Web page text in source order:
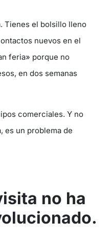
Tienes el bolsillo lleno
nuevos en el
feria» porque no
en dos semanas
comerciales. Y no
es un problema de
no ha